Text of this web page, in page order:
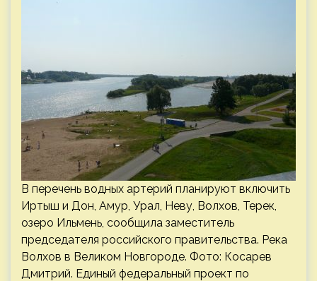
В перечень водных артерий планируют включить
Иртыш и Дон, Амур, Урал, Неву, Волхов, Терек,
озеро Ильмень, сообщила заместитель
председателя российского правительства. Река
Волхов в Великом Новгороде. Фото: Косарев
Дмитрий. Единый федеральный проект по